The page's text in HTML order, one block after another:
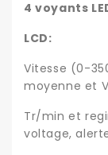
4 voyants
LCD:
Vitesse (0-
moyenne et
Tr/min et
voltage,